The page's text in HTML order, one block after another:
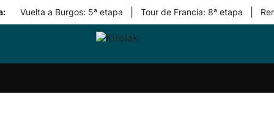
Vuelta a Burgos: 5ª etapa Tour de Francia: 8ª etapa
Equipos